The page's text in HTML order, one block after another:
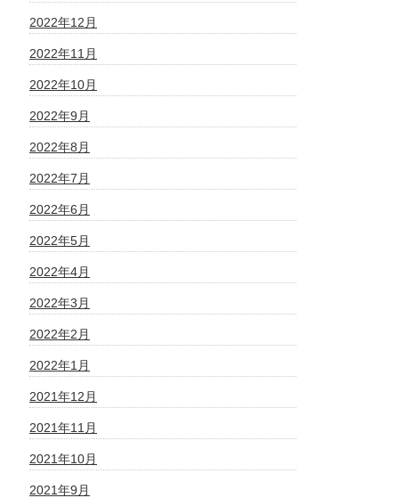
2022年12月
2022年11月
2022年10月
2022年9月
2022年8月
2022年7月
2022年6月
2022年5月
2022年4月
2022年3月
2022年2月
2022年1月
2021年12月
2021年11月
2021年10月
2021年9月